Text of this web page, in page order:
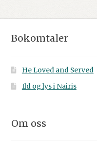
Bokomtaler
He Loved and Served
Ild og lys i Nairis
Om oss